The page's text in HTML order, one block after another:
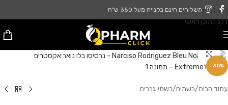
דלג לניווט
דלג לתוכן ראשי
משלוחים חינם בקנייה מעל 350 ש"ח
-30%
לחץ להגדלה
עמוד הבית/בשמים/בשמי גברים